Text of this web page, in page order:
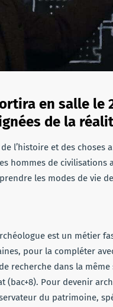
en salle le
de la
l’histoire et des
hommes de civilisations
les modes de vie
est un métier
pour la compléter
recherche dans la
(bac+8). Pour devenir
du patrimoine,